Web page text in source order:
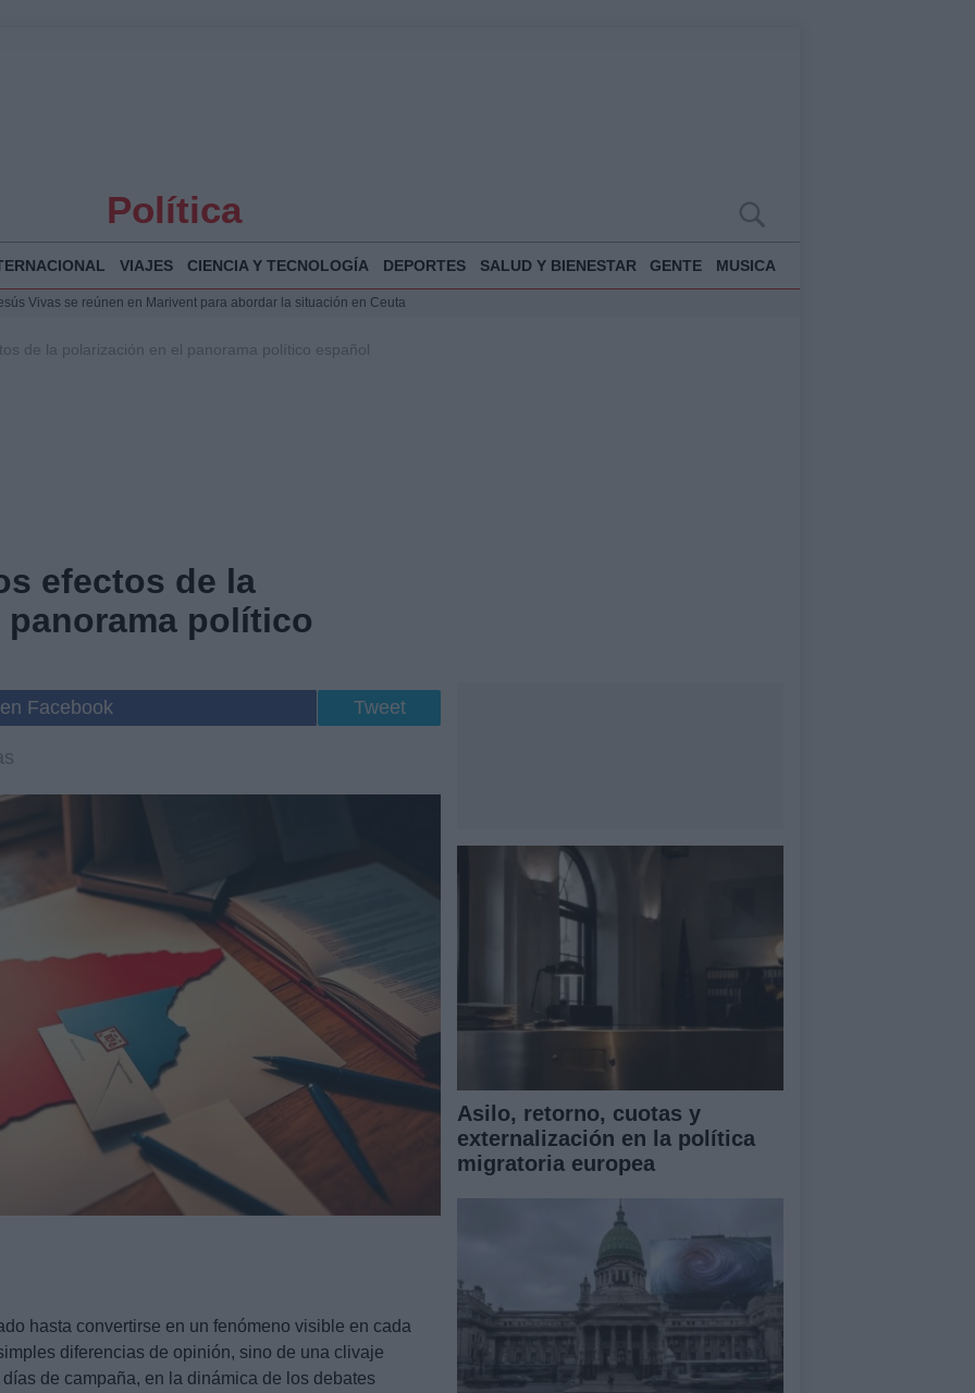
Política
VIAJES CIENCIA Y TECNOLOGÍA DEPORTES SALUD Y BIENESTAR GENTE MUSICA
Vivas se reúnen en Marivent para abordar la situación en Ceuta
a Ceuta ante la presión migratoria y la falta de respuesta del Gobierno
de la polarización en el panorama político español
efectos de la
político
Facebook Tweet
hasta convertirse en un fenómeno visible en cada
diferencias de opinión, sino de una clivaje
de campaña, en la dinámica de los debates
Asilo, retorno, cuotas y
externalización en la política
migratoria europea